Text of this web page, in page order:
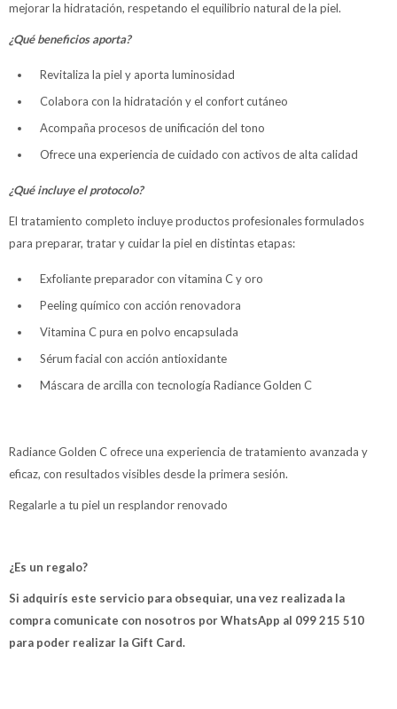
mejorar la hidratación, respetando el equilibrio natural de la piel.
¿Qué beneficios aporta?
Revitaliza la piel y aporta luminosidad
Colabora con la hidratación y el confort cutáneo
Acompaña procesos de unificación del tono
Ofrece una experiencia de cuidado con activos de alta calidad
¿Qué incluye el protocolo?
El tratamiento completo incluye productos profesionales formulados
para preparar, tratar y cuidar la piel en distintas etapas:
Exfoliante preparador con vitamina C y oro
Peeling químico con acción renovadora
Vitamina C pura en polvo encapsulada
Sérum facial con acción antioxidante
Máscara de arcilla con tecnología Radiance Golden C
Radiance Golden C ofrece una experiencia de tratamiento avanzada y
eficaz, con resultados visibles desde la primera sesión.
Regalarle a tu piel un resplandor renovado
¿Es un regalo?
Si adquirís este servicio para obsequiar, una vez realizada la
compra comunicate con nosotros por WhatsApp al 099 215 510
para poder realizar la Gift Card.